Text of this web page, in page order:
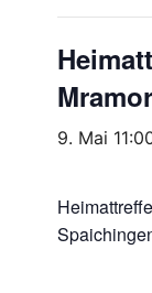
9. Mai